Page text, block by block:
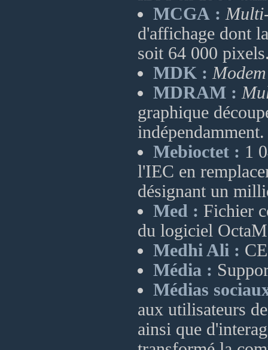
MCGA :
d'affichage dont
soit 64 000
MDK :
MDRAM :
graphique
indépendamment.
Mebioctet : 1
l'IEC en
désignant un
Med : Fichier
du logiciel
Medhi Ali :
Média :
Médias
aux utilisateurs
ainsi que